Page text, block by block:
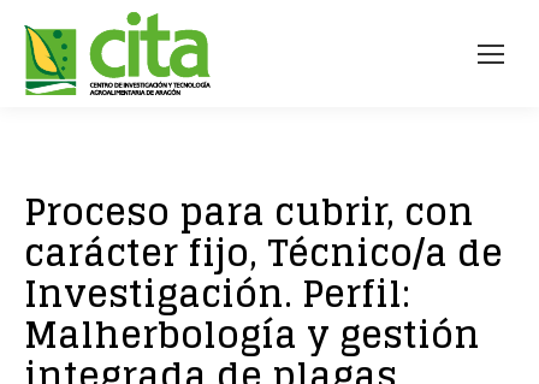
Proceso para cubrir, con
carácter fijo, Técnico/a de
Investigación. Perfil:
Malherbología y gestión